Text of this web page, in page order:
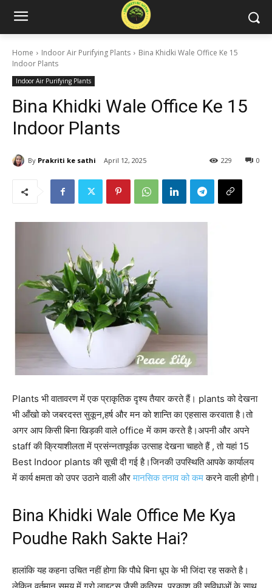
Home Indoor Air Purifying Plants
Bina Khidki Wale Office Ke 15
Indoor Plants
Indoor Air Purifying Plants
Bina Khidki Wale Office Ke 15
Indoor Plants
By Prakriti ke sathi April 12, 2025 0
229
Plants भी वातावरण में एक प्राकृतिक दृश्य तैयार करते हैं। plants को देखना
भी आँखो को जबरदस्त सुकून,हर्ष और मन को शान्ति का एहसास करवाता है।तो
अगर आप किसी बिना खिड़की वाले office में काम करते है।अपनी और अपने
staff की क्रियाशीलता में प्रसंन्नतापूर्वक उत्साह देखना चाहते हैं , तो यहां 15
Best Indoor plants की सूची दी गई है।जिनकी उपस्थिति आपके कार्यालय
में कार्य क्षमता को उपर उठाने वाली औरमानसिक तनाव को कमकरने वाली होगी।
Bina Khidki Wale Office Me Kya
Poudhe Rakh Sakte Hai?
हालांकि यह कहना उचित नहीं होगा कि पौधे बिना धूप के भी जिंदा रह सकते है।